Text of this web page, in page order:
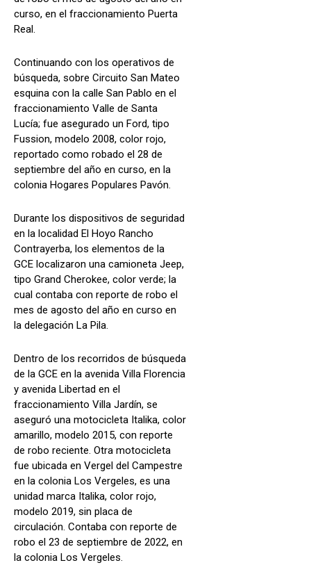
curso, en el fraccionamiento Puerta
Real.
Continuando con los operativos de
búsqueda, sobre Circuito San Mateo
esquina con la calle San Pablo en el
fraccionamiento Valle de Santa
Lucía; fue asegurado un Ford, tipo
Fussion, modelo 2008, color rojo,
reportado como robado el 28 de
septiembre del año en curso, en la
colonia Hogares Populares Pavón.
Durante los dispositivos de seguridad
en la localidad El Hoyo Rancho
Contrayerba, los elementos de la
GCE localizaron una camioneta Jeep,
tipo Grand Cherokee, color verde; la
cual contaba con reporte de robo el
mes de agosto del año en curso en
la delegación La Pila.
Dentro de los recorridos de búsqueda
de la GCE en la avenida Villa Florencia
y avenida Libertad en el
fraccionamiento Villa Jardín, se
aseguró una motocicleta Italika, color
amarillo, modelo 2015, con reporte
de robo reciente. Otra motocicleta
fue ubicada en Vergel del Campestre
en la colonia Los Vergeles, es una
unidad marca Italika, color rojo,
modelo 2019, sin placa de
circulación. Contaba con reporte de
robo el 23 de septiembre de 2022, en
la colonia Los Vergeles.